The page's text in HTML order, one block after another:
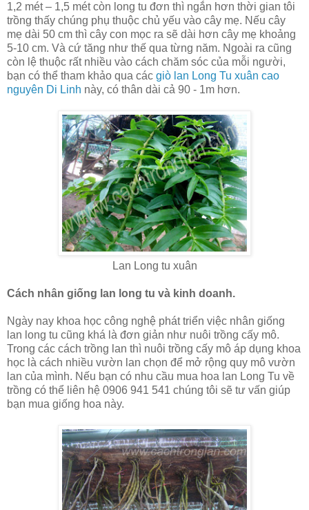
1,2 mét – 1,5 mét còn long tu đơn thì ngắn hơn thời gian tôi
trồng thấy chúng phụ thuộc chủ yếu vào cây mẹ. Nếu cây
mẹ dài 50 cm thì cây con mọc ra sẽ dài hơn cây mẹ khoảng
5-10 cm. Và cứ tăng như thế qua từng năm. Ngoài ra cũng
còn lệ thuộc rất nhiều vào cách chăm sóc của mỗi người,
bạn có thể tham khảo qua các giò lan Long Tu xuân cao
nguyên Di Linh này, có thân dài cả 90 - 1m hơn.
Lan Long tu xuân
Cách nhân giống lan long tu và kinh doanh.
Ngày nay khoa học công nghệ phát triển việc nhân giống
lan long tu cũng khá là đơn giản như nuôi trồng cấy mô.
Trong các cách trồng lan thì nuôi trồng cấy mô áp dụng khoa
học là cách nhiều vườn lan chọn để mở rộng quy mô vườn
lan của mình. Nếu bạn có nhu cầu mua hoa lan Long Tu về
trồng có thể liên hệ 0906 941 541 chúng tôi sẽ tư vấn giúp
bạn mua giống hoa này.